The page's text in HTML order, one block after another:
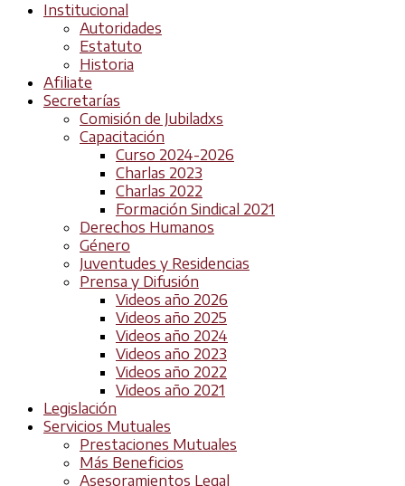
Institucional
Autoridades
Estatuto
Historia
Afiliate
Secretarías
Comisión de Jubiladxs
Capacitación
Curso 2024-2026
Charlas 2023
Charlas 2022
Formación Sindical 2021
Derechos Humanos
Género
Juventudes y Residencias
Prensa y Difusión
Videos año 2026
Videos año 2025
Videos año 2024
Videos año 2023
Videos año 2022
Videos año 2021
Legislación
Servicios Mutuales
Prestaciones Mutuales
Más Beneficios
Asesoramientos Legal